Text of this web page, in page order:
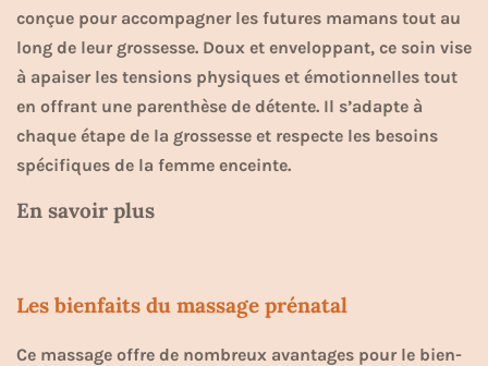
conçue pour accompagner les futures mamans tout au
long de leur grossesse. Doux et enveloppant, ce soin vise
à apaiser les tensions physiques et émotionnelles tout
en offrant une parenthèse de détente. Il s’adapte à
chaque étape de la grossesse et respecte les besoins
spécifiques de la femme enceinte.
En savoir plus
Les bienfaits du massage prénatal
Ce massage offre de nombreux avantages pour le bien-